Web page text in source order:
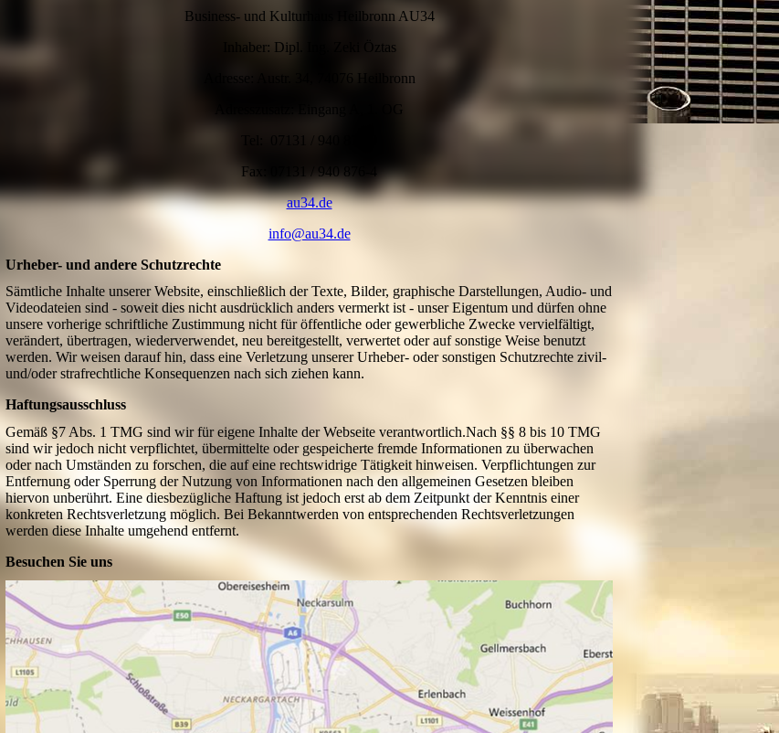
Business- und Kulturhaus Heilbronn AU34
Inhaber: Dipl. Ing. Zeki Öztas
Adresse: Austr. 34, 74076 Heilbronn
Adresszusatz: Eingang A, 1. OG
Tel: 07131 / 940 876-0
Fax: 07131 / 940 876-4
au34.de
info@au34.de
Urheber- und andere Schutzrechte
Sämtliche Inhalte unserer Website, einschließlich der Texte, Bilder, graphische Darstellungen, Audio- und
Videodateien sind - soweit dies nicht ausdrücklich anders vermerkt ist - unser Eigentum und dürfen ohne
unsere vorherige schriftliche Zustimmung nicht für öffentliche oder gewerbliche Zwecke vervielfältigt,
verändert, übertragen, wiederverwendet, neu bereitgestellt, verwertet oder auf sonstige Weise benutzt
werden. Wir weisen darauf hin, dass eine Verletzung unserer Urheber- oder sonstigen Schutzrechte zivil-
und/oder strafrechtliche Konsequenzen nach sich ziehen kann.
Haftungsausschluss
Gemäß §7 Abs. 1 TMG sind wir für eigene Inhalte der Webseite verantwortlich.Nach §§ 8 bis 10 TMG
sind wir jedoch nicht verpflichtet, übermittelte oder gespeicherte fremde Informationen zu überwachen
oder nach Umständen zu forschen, die auf eine rechtswidrige Tätigkeit hinweisen. Verpflichtungen zur
Entfernung oder Sperrung der Nutzung von Informationen nach den allgemeinen Gesetzen bleiben
hiervon unberührt. Eine diesbezügliche Haftung ist jedoch erst ab dem Zeitpunkt der Kenntnis einer
konkreten Rechtsverletzung möglich. Bei Bekanntwerden von entsprechenden Rechtsverletzungen
werden diese Inhalte umgehend entfernt.
Besuchen Sie uns